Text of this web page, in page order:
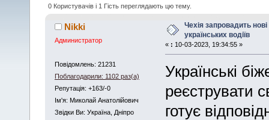
раз)
0 Користувачів і 1 Гість переглядають цю тему.
Nikki
Администратор
Повідомлень: 21231
Поблагодарили: 1102 раз(а)
Репутація: +163/-0
Iм'я: Миколай Анатолійович
Звідки Ви: Україна, Дніпро
Чехія запровадить
українських водіїв
« : 10-03-2023, 19:34:55 »
Українські
реєструвати
готує